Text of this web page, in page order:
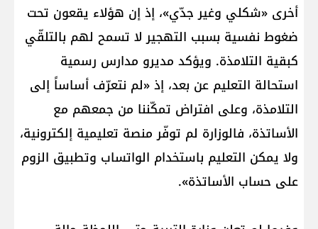
أخرى «شكلي وغير جدّي»، إذ إن هؤلاء يقعون تحت
ضغوط نفسية بسبب التهجير لا تسمح لهم بالتلقّي
كبقية التلامذة. ويؤكد مديرو مدارس رسمية
استحالة التعليم عن بعد، إذ «لم نتعرّف أساساً إلى
التلامذة، وعلى افتراض تمكّننا من جمعهم مع
الأساتذة، فالوزارة لم توفّر منصة تعليمية إلكترونية،
ولا يمكن التعليم باستخدام الواتساب وتطبيق الزوم
على حساب الأساتذة».